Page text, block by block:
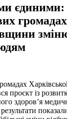
єдиними:
проєкт із
здоров’я